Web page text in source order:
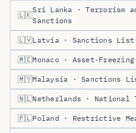
🇱🇰
Sri Lanka · Terrorism
Sanctions
🇱🇻Latvia · Sanctions List
🇲🇨Monaco · Asset-
🇲🇾Malaysia · Sanctions
🇳🇱Netherlands · National
🇵🇱Poland · Restrictive